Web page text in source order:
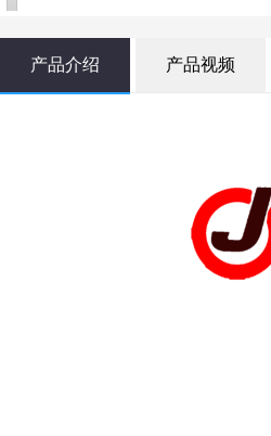
产品介绍 产品视频